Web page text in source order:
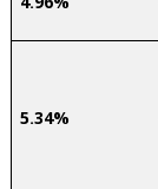
5.34%